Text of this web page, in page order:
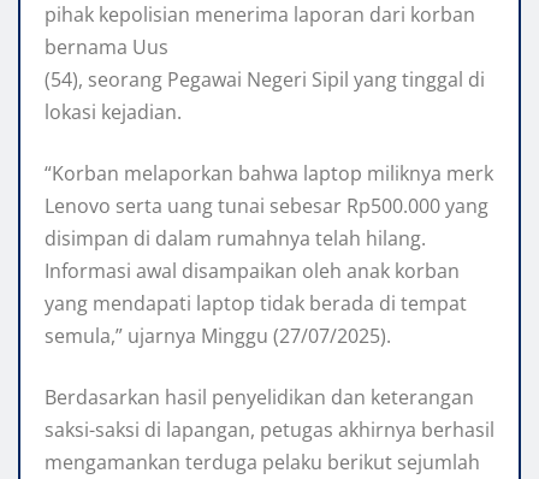
pihak kepolisian menerima laporan dari korban
bernama Uus
(54), seorang Pegawai Negeri Sipil yang tinggal di
lokasi kejadian.
“Korban melaporkan bahwa laptop miliknya merk
Lenovo serta uang tunai sebesar Rp500.000 yang
disimpan di dalam rumahnya telah hilang.
Informasi awal disampaikan oleh anak korban
yang mendapati laptop tidak berada di tempat
semula,” ujarnya Minggu (27/07/2025).
Berdasarkan hasil penyelidikan dan keterangan
saksi-saksi di lapangan, petugas akhirnya berhasil
mengamankan terduga pelaku berikut sejumlah